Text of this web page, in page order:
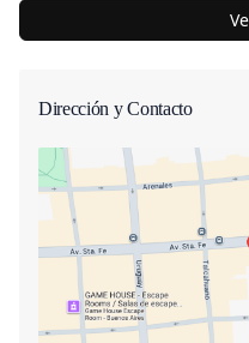
Dirección y Contacto